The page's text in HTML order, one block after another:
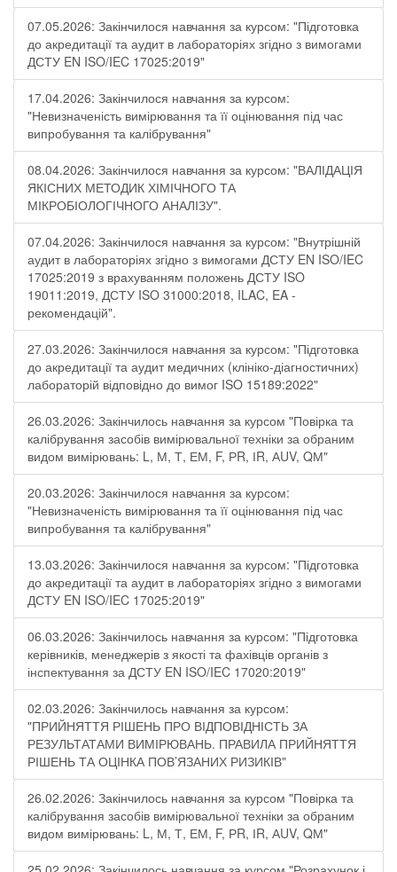
07.05.2026: Закінчилося навчання за курсом: "Підготовка
до акредитації та аудит в лабораторіях згідно з вимогами
ДСТУ EN ISO/IEC 17025:2019"
17.04.2026: Закінчилося навчання за курсом:
"Невизначеність вимірювання та її оцінювання під час
випробування та калібрування"
08.04.2026: Закінчилося навчання за курсом: "ВАЛІДАЦІЯ
ЯКІСНИХ МЕТОДИК ХІМІЧНОГО ТА
МІКРОБІОЛОГІЧНОГО АНАЛІЗУ".
07.04.2026: Закінчилося навчання за курсом: "Внутрішній
аудит в лабораторіях згідно з вимогами ДСТУ EN ISO/IEC
17025:2019 з врахуванням положень ДСТУ ISO
19011:2019, ДСТУ ISO 31000:2018, ILAC, EA -
рекомендацій".
27.03.2026: Закінчилося навчання за курсом: "Підготовка
до акредитації та аудит медичних (клініко-діагностичних)
лабораторій відповідно до вимог ISO 15189:2022"
26.03.2026: Закінчилось навчання за курсом "Повірка та
калібрування засобів вимірювальної техніки за обраним
видом вимірювань: L, М, Т, ЕМ, F, РR, ІR, АUV, QМ"
20.03.2026: Закінчилося навчання за курсом:
"Невизначеність вимірювання та її оцінювання під час
випробування та калібрування"
13.03.2026: Закінчилося навчання за курсом: "Підготовка
до акредитації та аудит в лабораторіях згідно з вимогами
ДСТУ EN ISO/IEC 17025:2019"
06.03.2026: Закінчилось навчання за курсом: "Підготовка
керівників, менеджерів з якості та фахівців органів з
інспектування за ДСТУ EN ISO/IEC 17020:2019"
02.03.2026: Закінчилось навчання за курсом:
"ПРИЙНЯТТЯ РІШЕНЬ ПРО ВІДПОВІДНІСТЬ ЗА
РЕЗУЛЬТАТАМИ ВИМІРЮВАНЬ. ПРАВИЛА ПРИЙНЯТТЯ
РІШЕНЬ ТА ОЦІНКА ПОВ’ЯЗАНИХ РИЗИКІВ"
26.02.2026: Закінчилось навчання за курсом "Повірка та
калібрування засобів вимірювальної техніки за обраним
видом вимірювань: L, М, Т, ЕМ, F, РR, ІR, АUV, QМ"